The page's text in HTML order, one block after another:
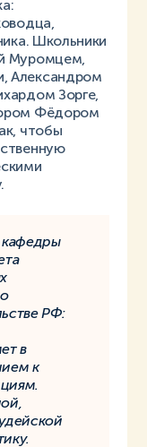
Школьники
Муромцем,
Александром
Зорге,
Фёдором
чтобы
кафедры
РФ:
в
к